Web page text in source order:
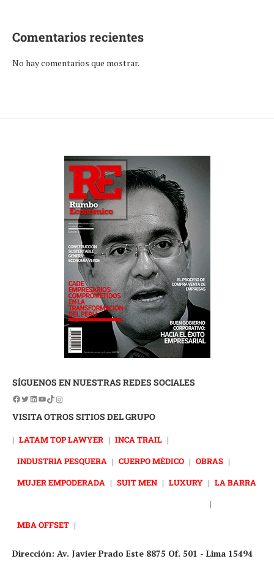
Comentarios recientes
No hay comentarios que mostrar.
SÍGUENOS EN NUESTRAS REDES SOCIALES
VISITA OTROS SITIOS DEL GRUPO
| LATAM TOP LAWYER | INCA TRAIL |
INDUSTRIA PESQUERA | CUERPO MÉDICO | OBRAS |
MUJER EMPODERADA | SUIT MEN | LUXURY | LA BARRA
|
MBA OFFSET |
Dirección: Av. Javier Prado Este 8875 Of. 501 - Lima 15494